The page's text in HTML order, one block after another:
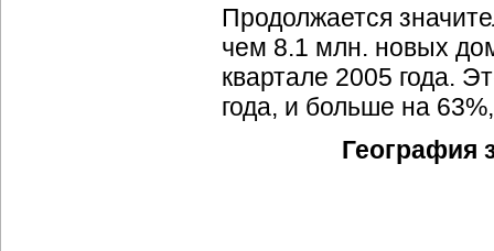
Продолжается
чем 8.1 млн. новых
квартале 2005 года.
года, и больше на
География